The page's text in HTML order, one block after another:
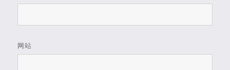
网站